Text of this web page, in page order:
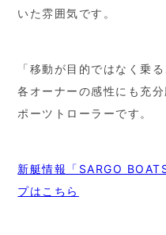
いた雰囲気です。
「移動が目的ではなく乗
各オーナーの感性にも充
ポーツトローラーです。
新艇情報「SARGO
プはこちら